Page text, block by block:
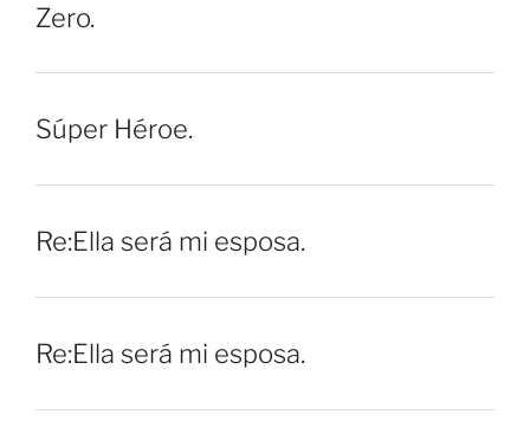
Zero.
Súper Héroe.
Re:Ella será mi esposa.
Re:Ella será mi esposa.